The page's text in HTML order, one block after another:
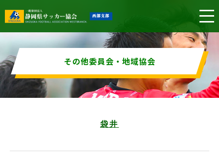
その他委員会・地域協会
袋井